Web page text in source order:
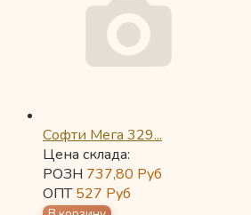
Софти Мега 329...
Цена склада:
РОЗН 737,80 Руб
ОПТ527 Руб